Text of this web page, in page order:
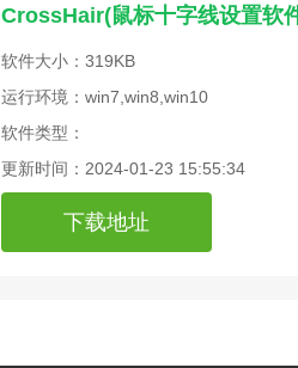
CrossHair(鼠标十字线设置软
软件大小：319KB
运行环境：win7,win8,win10
软件类型：
更新时间：2024-01-23 15:55:34
下载地址